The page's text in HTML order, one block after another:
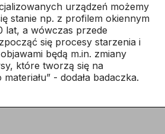
urządzeń możemy
stanie np. z profilem okiennym
lat, a wówczas przede
się procesy starzenia i
będą m.in. zmiany
które tworzą się na
- dodała badaczka.